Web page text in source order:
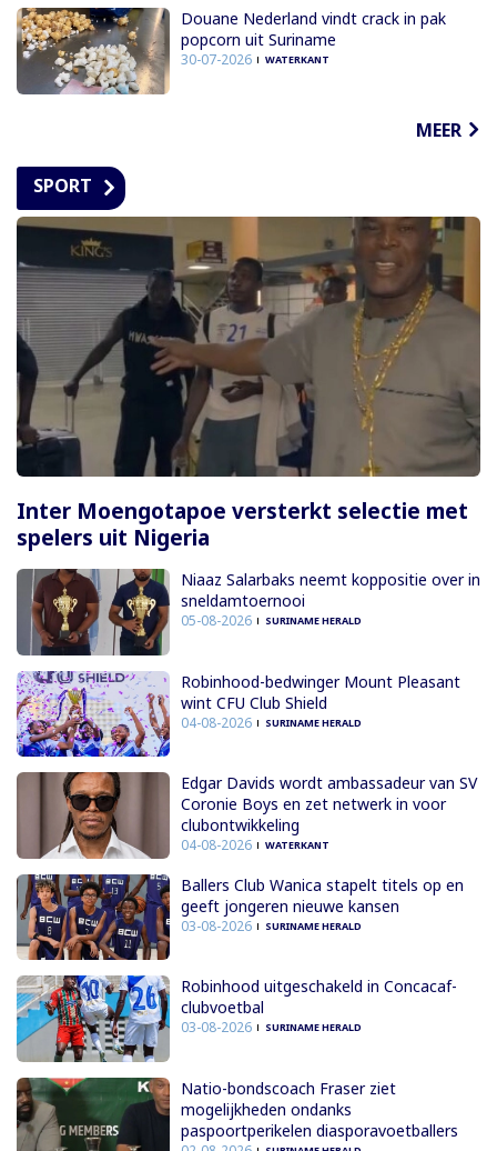
Douane Nederland vindt crack in pak
popcorn uit Suriname
30-07-2026 WATERKANT
MEER
SPORT
Inter Moengotapoe versterkt selectie met
spelers uit Nigeria
Niaaz Salarbaks neemt koppositie over in
sneldamtoernooi
05-08-2026 SURINAME HERALD
Robinhood-bedwinger Mount Pleasant
wint CFU Club Shield
04-08-2026 SURINAME HERALD
Edgar Davids wordt ambassadeur van SV
Coronie Boys en zet netwerk in voor
clubontwikkeling
04-08-2026 WATERKANT
Ballers Club Wanica stapelt titels op en
geeft jongeren nieuwe kansen
03-08-2026 SURINAME HERALD
Robinhood uitgeschakeld in Concacaf-
clubvoetbal
03-08-2026 SURINAME HERALD
Natio-bondscoach Fraser ziet
mogelijkheden ondanks
paspoortperikelen diasporavoetballers